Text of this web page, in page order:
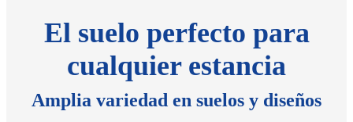
El suelo perfecto para
cualquier estancia
Amplia variedad en suelos y diseños